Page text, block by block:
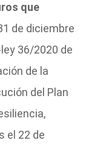
que
de diciembre
36/2020 de
de la
del Plan
el 22 de